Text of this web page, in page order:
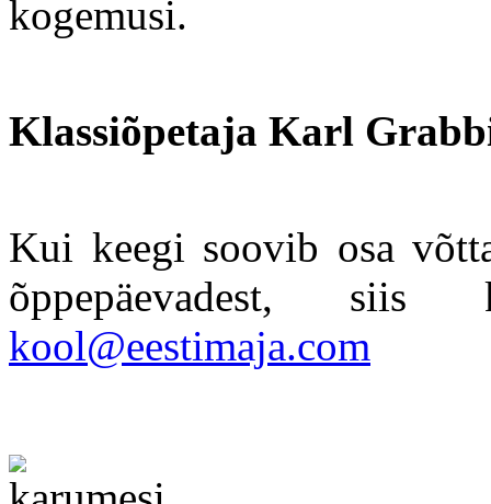
kogemusi.
Klassiõpetaja Karl
Kui keegi soovib osa
õppepäevadest,
kool@eestimaja.com